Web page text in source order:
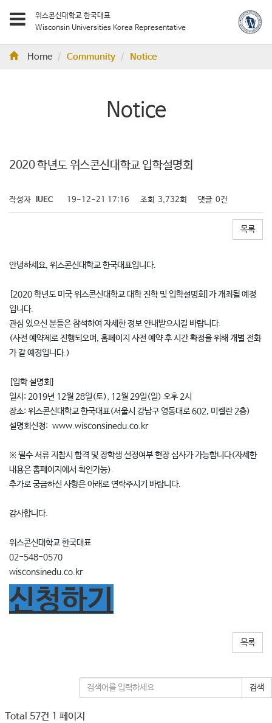
위스콘신대학교 한국대표
Wisconsin Universities Korea Representative
Home Community Notice
Notice
2020 학년도 위스콘신대학교 입학설명회
작성자 IUEC 19-12-21 17:16 조회 3,732회 댓글 0건
목록
안녕하세요, 위스콘신대학교 한국대표입니다.
[2020 학년도 미국 위스콘신대학교 대학 진학 및 입학설명회]가 개최될 예정
입니다.
관심 있으신 분들은 참석하여 자세한 정보 안내받으시길 바랍니다.
(사전 예약제로 진행되오며, 홈페이지 사전 예약 후 시간 확정을 위해 개별 전화
가 갈 예정입니다.)
[입학 설명회]
일시: 2019년 12월 28일(토), 12월 29일(일) 오후 2시
장소: 위스콘신대학교 한국대표(서울시 강남구 영동대로 602, 미켈란 2층)
설명회신청: www.wisconsinedu.co.kr
※ 필수 서류 지참시 합격 및 장학생 선정여부 현장 심사가 가능합니다(자세한
내용은 홈페이지에서 확인가능).
추가로 궁금하신 사항은 아래로 연락주시기 바랍니다.
감사합니다.
위스콘신대학교 한국대표
02-548-0570
wisconsinedu.co.kr
신청하기
목록
검색
Total 57건 1 페이지